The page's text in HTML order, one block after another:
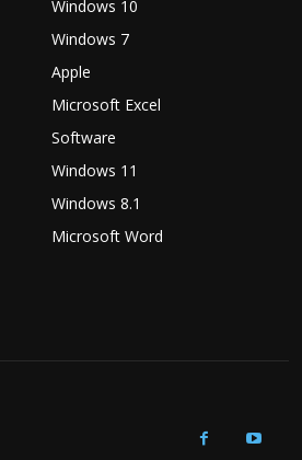
Windows 10
Windows 7
Apple
Microsoft Excel
Software
Windows 11
Windows 8.1
Microsoft Word